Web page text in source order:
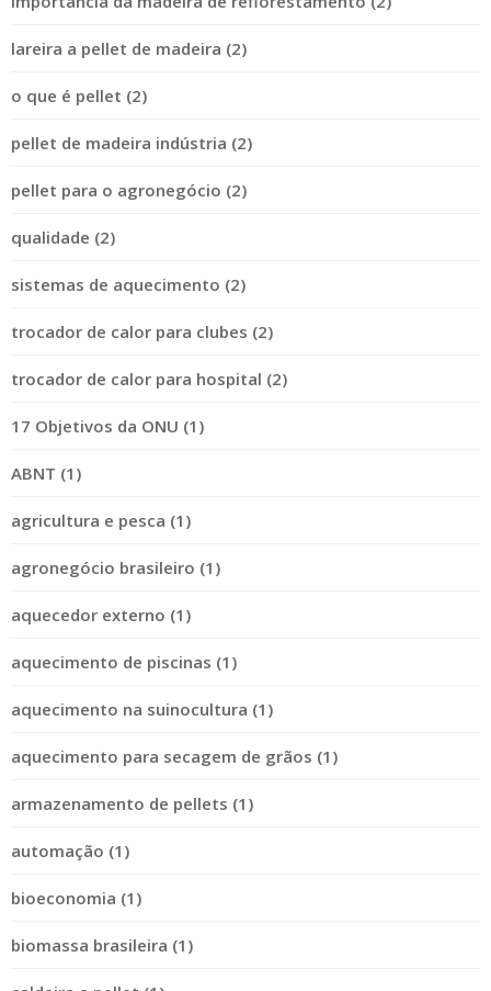
lareira a pellet de madeira (2)
o que é pellet (2)
pellet de madeira indústria (2)
pellet para o agronegócio (2)
qualidade (2)
sistemas de aquecimento (2)
trocador de calor para clubes (2)
trocador de calor para hospital (2)
17 Objetivos da ONU (1)
ABNT (1)
agricultura e pesca (1)
agronegócio brasileiro (1)
aquecedor externo (1)
aquecimento de piscinas (1)
aquecimento na suinocultura (1)
aquecimento para secagem de grãos (1)
armazenamento de pellets (1)
automação (1)
bioeconomia (1)
biomassa brasileira (1)